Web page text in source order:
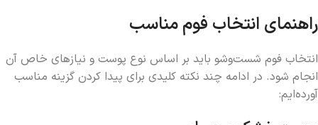
راهنمای انتخاب فوم مناسب
انتخاب فوم شست‌وشو باید بر اساس نوع پوست و نیازهای خاص آن
انجام شود. در ادامه چند نکته کلیدی برای پیدا کردن گزینه مناسب
آورده‌ایم: